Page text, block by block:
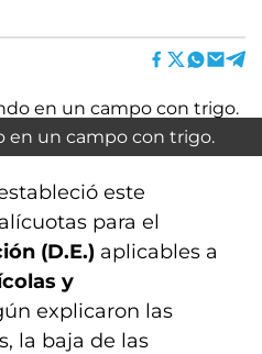
en un campo con trigo.
este
para el
(D.E.) aplicables a
y
explicaron las
la baja de las